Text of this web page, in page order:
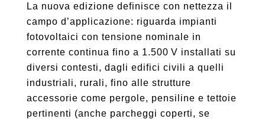
La nuova edizione definisce con nettezza il
campo d’applicazione: riguarda impianti
fotovoltaici con tensione nominale in
corrente continua fino a 1.500 V installati su
diversi contesti, dagli edifici civili a quelli
industriali, rurali, fino alle strutture
accessorie come pergole, pensiline e tettoie
pertinenti (anche parcheggi coperti, se